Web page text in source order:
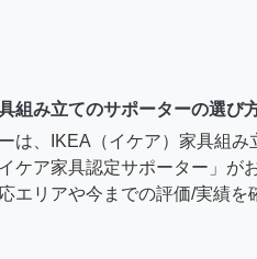
組み立てのサポーターの選び
は、IKEA（イケア）家具組み
ケア家具認定サポーター」が
エリアや今までの評価/実績を